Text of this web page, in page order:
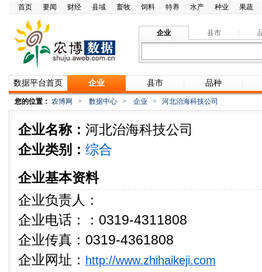
首页 要闻 财经 县域 畜牧 饲料 特养 水产 种业 果蔬
企业 县市
数据平台首页 企业 县市 品种
您的位置： 农博网 > 数据中心 > 企业 > 河北治海科技公司
企业名称： 河北治海科技公司
企业类别： 综合
企业基本资料
企业负责人：
企业电话：：0319-4311808
企业传真：0319-4361808
企业网址： http://www.zhihaikeji.com